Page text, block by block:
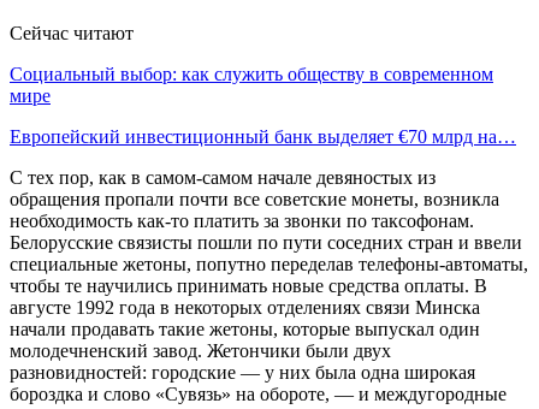
Сейчас читают
Социальный выбор: как служить обществу в современном
мире
Европейский инвестиционный банк выделяет €70 млрд на…
С тех пор, как в самом-самом начале девяностых из
обращения пропали почти все советские монеты, возникла
необходимость как-то платить за звонки по таксофонам.
Белорусские связисты пошли по пути соседних стран и ввели
специальные жетоны, попутно переделав телефоны-автоматы,
чтобы те научились принимать новые средства оплаты. В
августе 1992 года в некоторых отделениях связи Минска
начали продавать такие жетоны, которые выпускал один
молодечненский завод. Жетончики были двух
разновидностей: городские — у них была одна широкая
бороздка и слово «Сувязь» на обороте, — и междугородные